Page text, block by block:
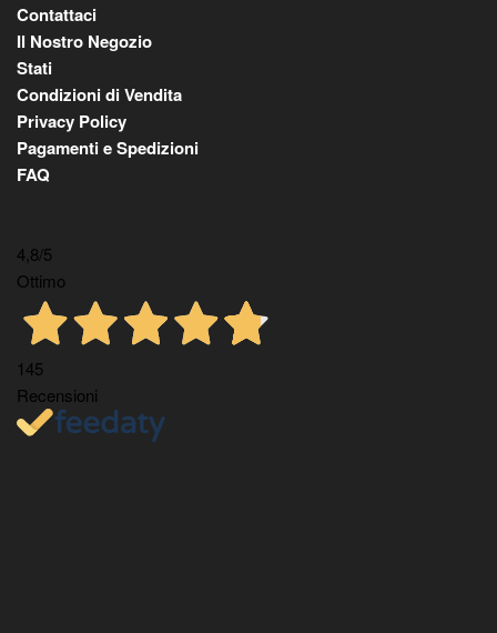
Contattaci
Il Nostro Negozio
Stati
Condizioni di Vendita
Privacy Policy
Pagamenti e Spedizioni
FAQ
4,8/5
Ottimo
145
Recensioni